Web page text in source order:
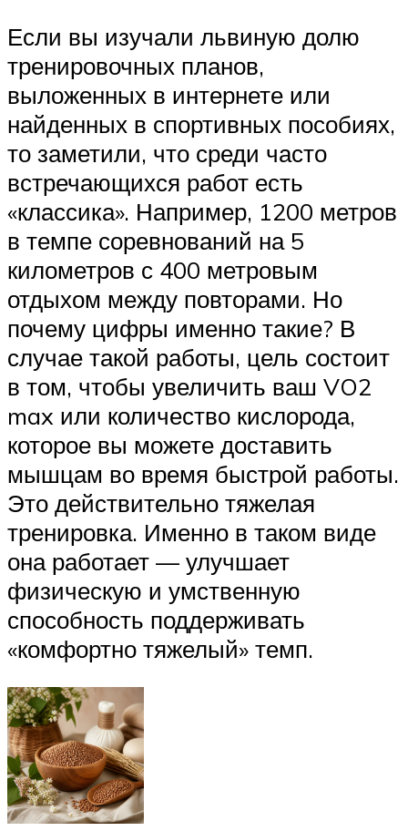
Если вы изучали львиную долю
тренировочных планов,
выложенных в интернете или
найденных в спортивных пособиях,
то заметили, что среди часто
встречающихся работ есть
«классика». Например, 1200 метров
в темпе соревнований на 5
километров с 400 метровым
отдыхом между повторами. Но
почему цифры именно такие? В
случае такой работы, цель состоит
в том, чтобы увеличить ваш VO2
max или количество кислорода,
которое вы можете доставить
мышцам во время быстрой работы.
Это действительно тяжелая
тренировка. Именно в таком виде
она работает — улучшает
физическую и умственную
способность поддерживать
«комфортно тяжелый» темп.